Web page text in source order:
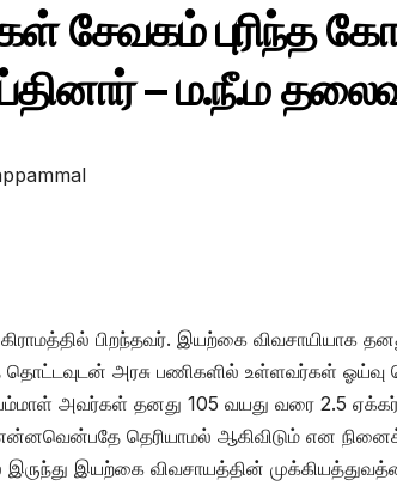
சேவகம் புரிந்த
– ம.நீ.ம
பிறந்தவர். இயற்கை விவசாயியாக
தொட்டவுடன் அரசு பணிகளில் உள்ளவர்கள் ஓய்வு
அவர்கள் தனது 105 வயது வரை 2.5
என்னவென்பதே தெரியாமல் ஆகிவிடும் என
இருந்து இயற்கை விவசாயத்தின்